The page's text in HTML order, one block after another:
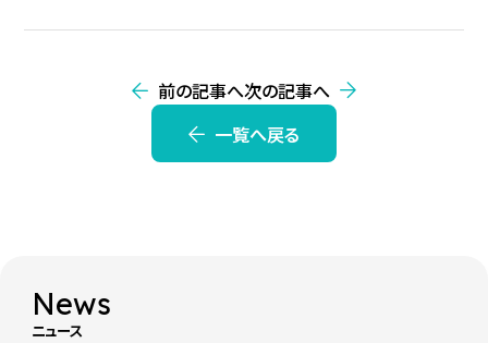
前の記事へ次の記事へ
一覧へ戻る
News
ニュース